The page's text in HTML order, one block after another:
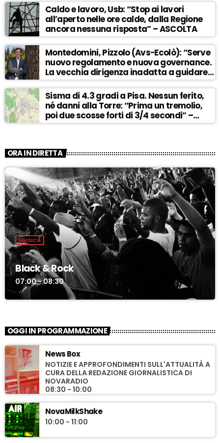
Caldo e lavoro, Usb: “Stop ai lavori
all’aperto nelle ore calde, dalla Regione
ancora nessuna risposta” – ASCOLTA
Montedomini, Pizzolo (Avs-Ecolò): “Serve
nuovo regolamento e nuova governance.
La vecchia dirigenza inadatta a guidare
la svolta” – ASCOLTA
Sisma di 4.3 gradi a Pisa. Nessun ferito,
né danni alla Torre: “Prima un tremolio,
poi due scosse forti di 3/4 secondi” –
ASCOLTA
ORA IN DIRETTA
MUSICA
Black & Rock
07:00 - 08:30
OGGI IN PROGRAMMAZIONE
News Box
NOTIZIE E APPROFONDIMENTI SULL'ATTUALITÀ A
CURA DELLA REDAZIONE GIORNALISTICA DI
NOVARADIO
08:30 - 10:00
NovaMilkShake
10:00 - 11:00